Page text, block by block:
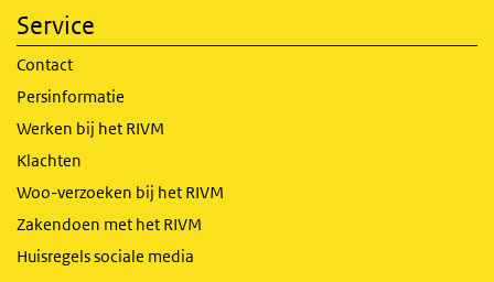
Service
Contact
Persinformatie
Werken bij het RIVM
Klachten
Woo-verzoeken bij het RIVM
Zakendoen met het RIVM
Huisregels sociale media